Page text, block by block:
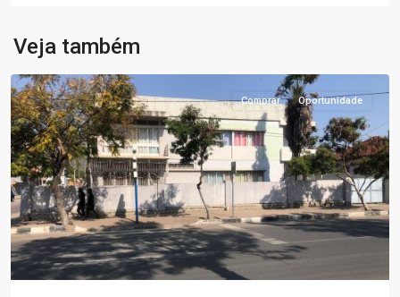
Veja também
T3+1
Huíla
Comprar Oportunidade